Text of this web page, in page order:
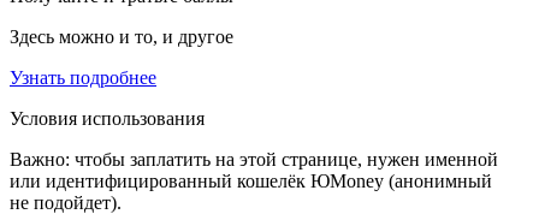
Здесь можно и то, и другое
Узнать подробнее
Условия использования
Важно: чтобы заплатить на этой странице, нужен именной
или идентифицированный кошелёк ЮMoney (анонимный
не подойдет).